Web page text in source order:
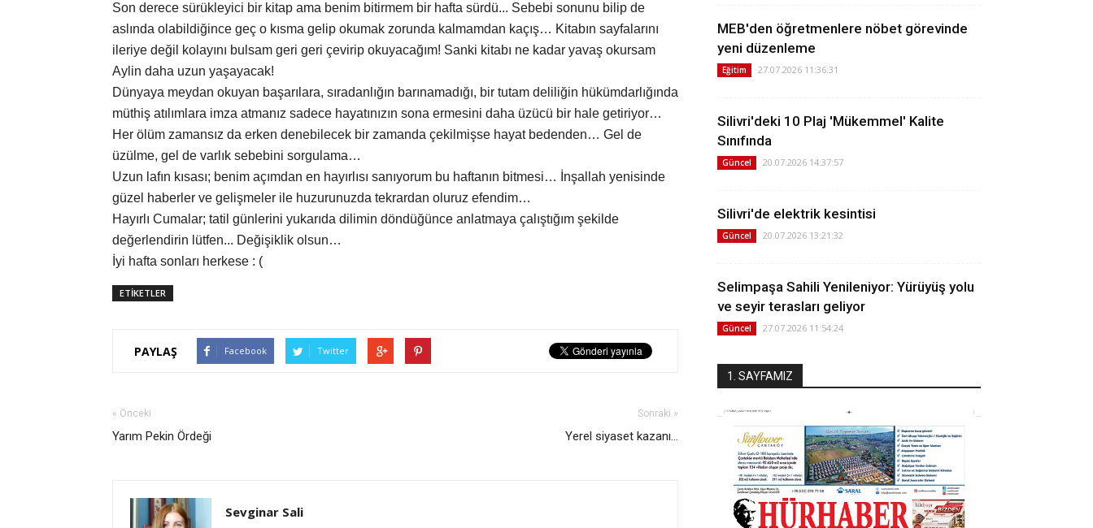
Son derece sürükleyici bir kitap ama benim bitirmem bir hafta sürdü... Sebebi sonunu bilip de
aslında olabildiğince geç o kısma gelip okumak zorunda kalmamdan kaçış… Kitabın sayfalarını
ileriye değil kolayını bulsam geri geri çevirip okuyacağım! Sanki kitabı ne kadar yavaş okursam
Aylin daha uzun yaşayacak!
Dünyaya meydan okuyan başarılara, sıradanlığın barınamadığı, bir tutam deliliğin hükümdarlığında
müthiş atılımlara imza atmanız sadece hayatınızın sona ermesini daha üzücü bir hale getiriyor…
Her ölüm zamansız da erken denebilecek bir zamanda çekilmişse hayat bedenden… Gel de
üzülme, gel de varlık sebebini sorgulama…
Uzun lafın kısası; benim açımdan en hayırlısı sanıyorum bu haftanın bitmesi… İnşallah yenisinde
güzel haberler ve gelişmeler ile huzurunuzda tekrardan oluruz efendim…
Hayırlı Cumalar; tatil günlerini yukarıda dilimin döndüğünce anlatmaya çalıştığım şekilde
değerlendirin lütfen... Değişiklik olsun…
İyi hafta sonları herkese : (
ETİKETLER
PAYLAŞ Facebook Twitter
« Önceki
Yarım Pekin Ördeği
Sonraki »
Yerel siyaset kazanı...
Sevginar Sali
MEB'den öğretmenlere nöbet görevinde
yeni düzenleme
Eğitim 27.07.2026 11:36:31
Silivri'deki 10 Plaj 'Mükemmel' Kalite
Sınıfında
Güncel 20.07.2026 14:37:57
Silivri'de elektrik kesintisi
Güncel 20.07.2026 13:21:32
Selimpaşa Sahili Yenileniyor: Yürüyüş yolu
ve seyir terasları geliyor
Güncel 27.07.2026 11:54:24
1. SAYFAMIZ